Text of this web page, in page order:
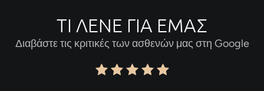
ΤΙ ΛΈΝΕ ΓΙΑ ΕΜΆΣ
Διαβάστε τις κριτικές των ασθενών μας στη Google